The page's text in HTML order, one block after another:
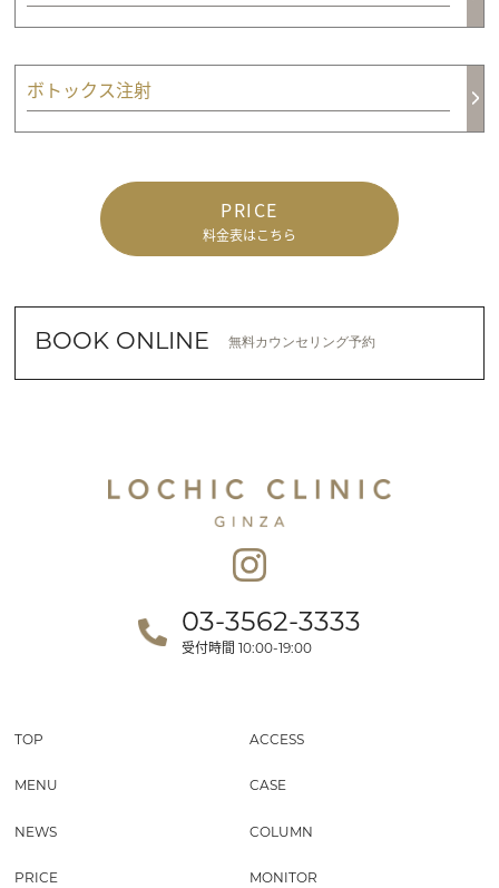
ボトックス注射
PRICE
料金表はこちら
BOOK ONLINE 無料カウンセリング予約
03-3562-3333
受付時間 10:00-19:00
TOP ACCESS
MENU CASE
NEWS COLUMN
PRICE MONITOR